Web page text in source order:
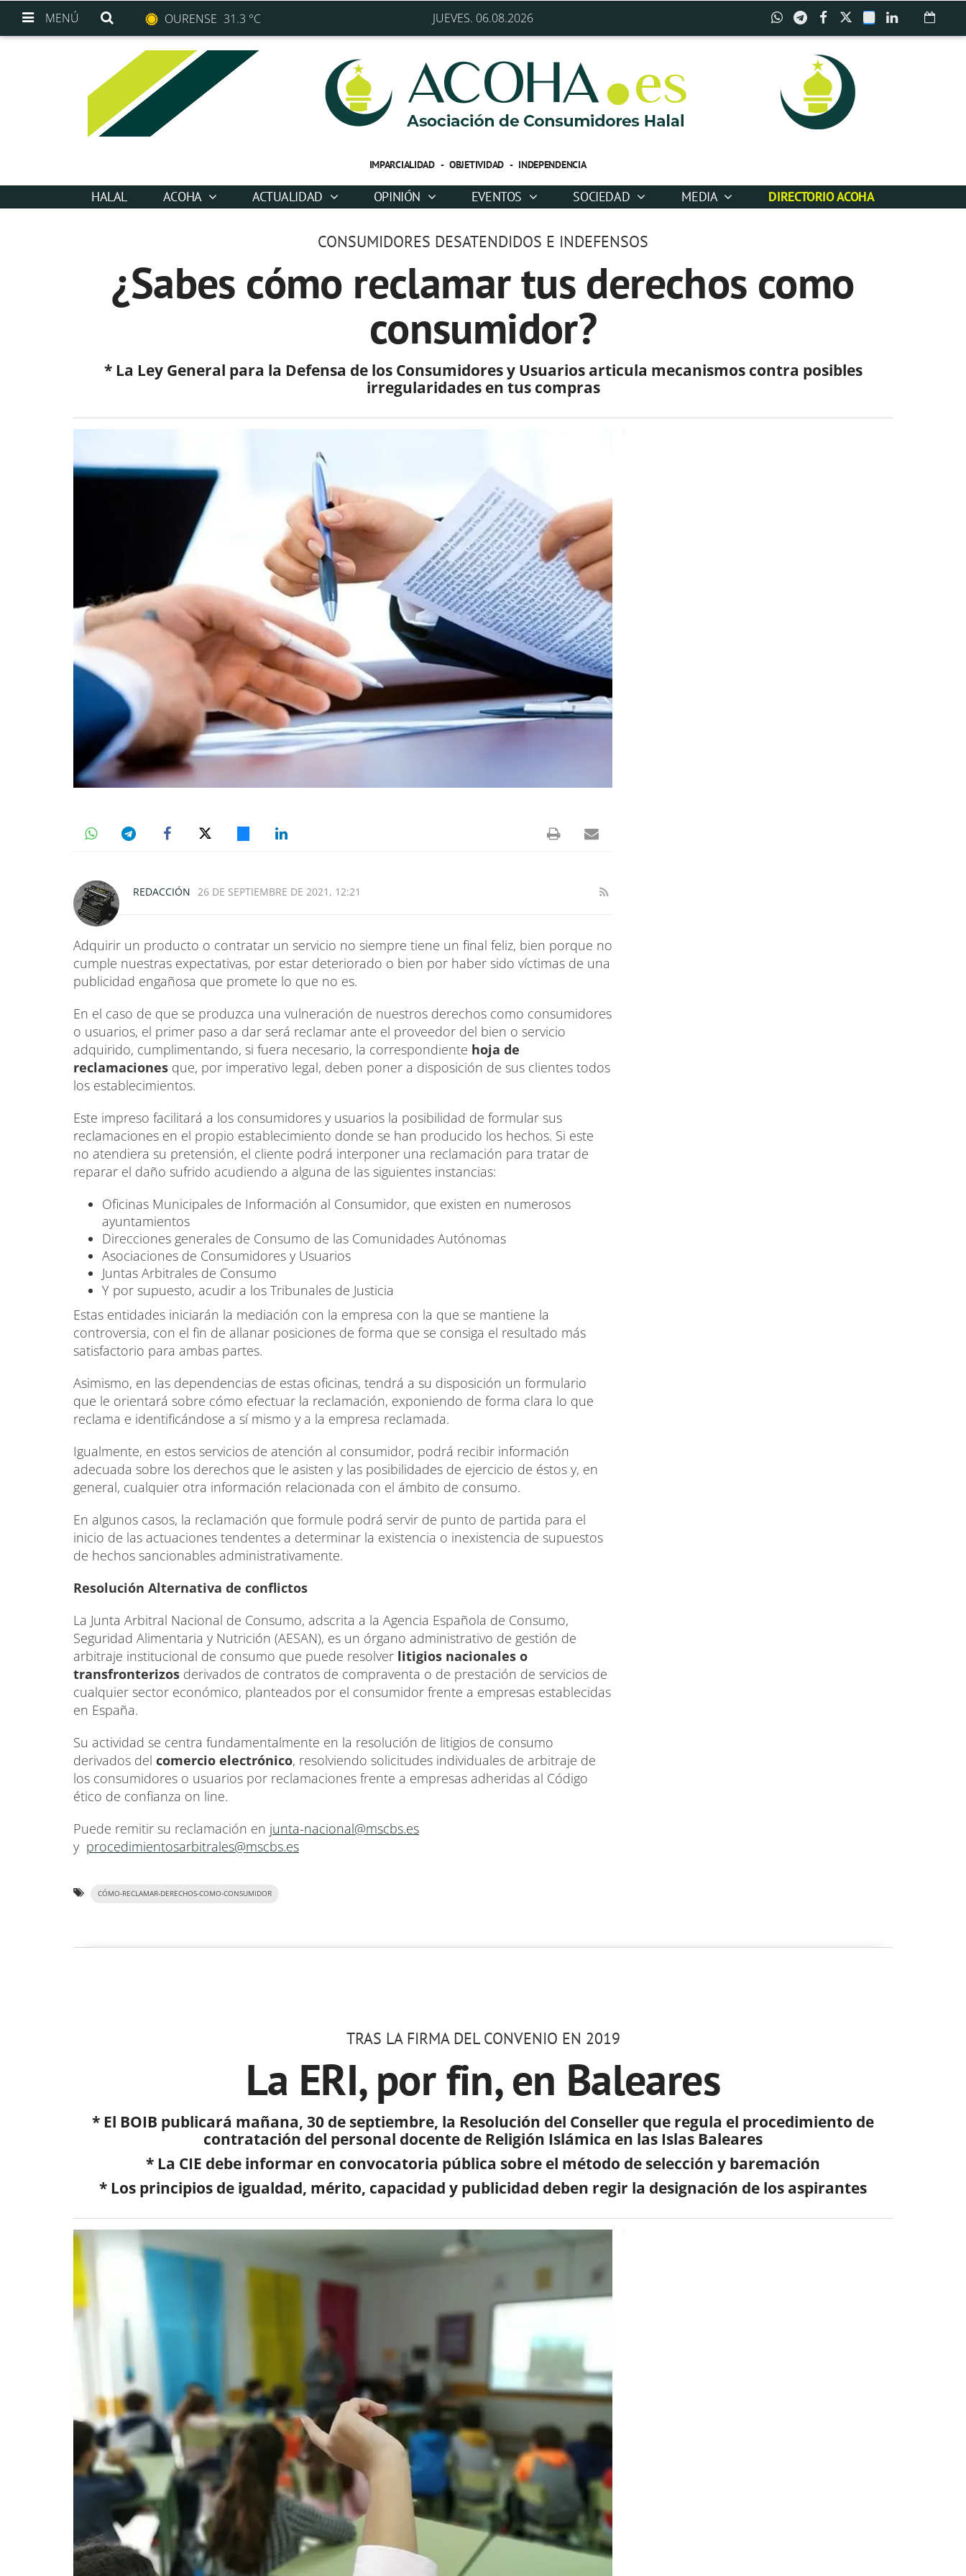
MENÚ OURENSE 31.3 °C JUEVES. 06.08.2026
IMPARCIALIDAD - OBJETIVIDAD - INDEPENDENCIA
HALAL ACOHA ACTUALIDAD OPINIÓN EVENTOS SOCIEDAD MEDIA DIRECTORIO ACOHA
CONSUMIDORES DESATENDIDOS E INDEFENSOS
¿Sabes cómo reclamar tus derechos como
consumidor?
* La Ley General para la Defensa de los Consumidores y Usuarios articula mecanismos contra posibles
irregularidades en tus compras
REDACCIÓN 26 DE SEPTIEMBRE DE 2021, 12:21
Adquirir un producto o contratar un servicio no siempre tiene un final feliz, bien porque no
cumple nuestras expectativas, por estar deteriorado o bien por haber sido víctimas de una
publicidad engañosa que promete lo que no es.
En el caso de que se produzca una vulneración de nuestros derechos como consumidores
o usuarios, el primer paso a dar será reclamar ante el proveedor del bien o servicio
adquirido, cumplimentando, si fuera necesario, la correspondiente hoja de
reclamaciones que, por imperativo legal, deben poner a disposición de sus clientes todos
los establecimientos.
Este impreso facilitará a los consumidores y usuarios la posibilidad de formular sus
reclamaciones en el propio establecimiento donde se han producido los hechos. Si este
no atendiera su pretensión, el cliente podrá interponer una reclamación para tratar de
reparar el daño sufrido acudiendo a alguna de las siguientes instancias:
Oficinas Municipales de Información al Consumidor, que existen en numerosos
ayuntamientos
Direcciones generales de Consumo de las Comunidades Autónomas
Asociaciones de Consumidores y Usuarios
Juntas Arbitrales de Consumo
Y por supuesto, acudir a los Tribunales de Justicia
Estas entidades iniciarán la mediación con la empresa con la que se mantiene la
controversia, con el fin de allanar posiciones de forma que se consiga el resultado más
satisfactorio para ambas partes.
Asimismo, en las dependencias de estas oficinas, tendrá a su disposición un formulario
que le orientará sobre cómo efectuar la reclamación, exponiendo de forma clara lo que
reclama e identificándose a sí mismo y a la empresa reclamada.
Igualmente, en estos servicios de atención al consumidor, podrá recibir información
adecuada sobre los derechos que le asisten y las posibilidades de ejercicio de éstos y, en
general, cualquier otra información relacionada con el ámbito de consumo.
En algunos casos, la reclamación que formule podrá servir de punto de partida para el
inicio de las actuaciones tendentes a determinar la existencia o inexistencia de supuestos
de hechos sancionables administrativamente.
Resolución Alternativa de conflictos
La Junta Arbitral Nacional de Consumo, adscrita a la Agencia Española de Consumo,
Seguridad Alimentaria y Nutrición (AESAN), es un órgano administrativo de gestión de
arbitraje institucional de consumo que puede resolver litigios nacionales o
transfronterizos derivados de contratos de compraventa o de prestación de servicios de
cualquier sector económico, planteados por el consumidor frente a empresas establecidas
en España.
Su actividad se centra fundamentalmente en la resolución de litigios de consumo
derivados del comercio electrónico, resolviendo solicitudes individuales de arbitraje de
los consumidores o usuarios por reclamaciones frente a empresas adheridas al Código
ético de confianza on line.
Puede remitir su reclamación en junta-nacional@mscbs.es
y procedimientosarbitrales@mscbs.es
CÓMO-RECLAMAR-DERECHOS-COMO-CONSUMIDOR
TRAS LA FIRMA DEL CONVENIO EN 2019
La ERI, por fin, en Baleares
* El BOIB publicará mañana, 30 de septiembre, la Resolución del Conseller que regula el procedimiento de
contratación del personal docente de Religión Islámica en las Islas Baleares
* La CIE debe informar en convocatoria pública sobre el método de selección y baremación
* Los principios de igualdad, mérito, capacidad y publicidad deben regir la designación de los aspirantes